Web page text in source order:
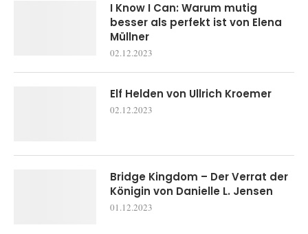
I Know I Can: Warum mutig
besser als perfekt ist von Elena
Müllner
02.12.2023
Elf Helden von Ullrich Kroemer
02.12.2023
Bridge Kingdom – Der Verrat der
Königin von Danielle L. Jensen
01.12.2023